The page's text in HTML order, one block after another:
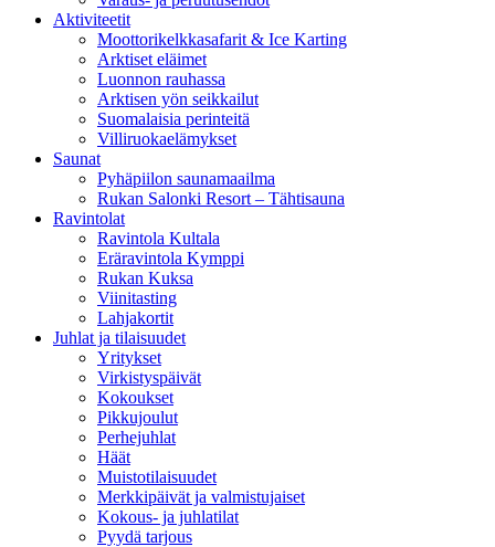
Aktiviteetit
Moottorikelkkasafarit & Ice Karting
Arktiset eläimet
Luonnon rauhassa
Arktisen yön seikkailut
Suomalaisia perinteitä
Villiruokaelämykset
Saunat
Pyhäpiilon saunamaailma
Rukan Salonki Resort – Tähtisauna
Ravintolat
Ravintola Kultala
Eräravintola Kymppi
Rukan Kuksa
Viinitasting
Lahjakortit
Juhlat ja tilaisuudet
Yritykset
Virkistyspäivät
Kokoukset
Pikkujoulut
Perhejuhlat
Häät
Muistotilaisuudet
Merkkipäivät ja valmistujaiset
Kokous- ja juhlatilat
Pyydä tarjous